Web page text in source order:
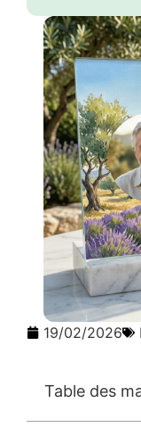
19/02/2026
Table des